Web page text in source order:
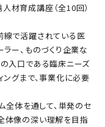
材育成講座（全10回）
線で活躍されている医
ー、ものづくり企業な
入口である臨床ニーズ
ングまで、事業化に必要
全体を通して、単発のセ
体像の深い理解を目指